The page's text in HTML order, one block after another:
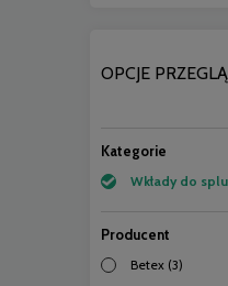
OPCJE
Kategorie
Wkłady do
Producent
Betex (3)